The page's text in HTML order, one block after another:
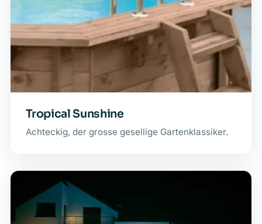
Tropical Sunshine
Achteckig, der grosse gesellige Gartenklassiker.